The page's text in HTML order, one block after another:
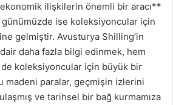
ilişkilerin önemli bir aracı**
günümüzde ise koleksiyoncular için
gelmiştir. Avusturya Shilling’in
daha fazla bilgi edinmek, hem
de koleksiyoncular için büyük bir
madeni paralar, geçmişin izlerini
ve tarihsel bir bağ kurmamıza